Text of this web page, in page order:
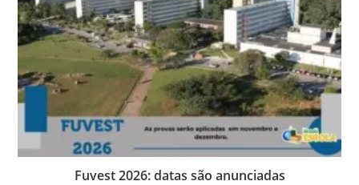
Fuvest 2026: datas são anunciadas